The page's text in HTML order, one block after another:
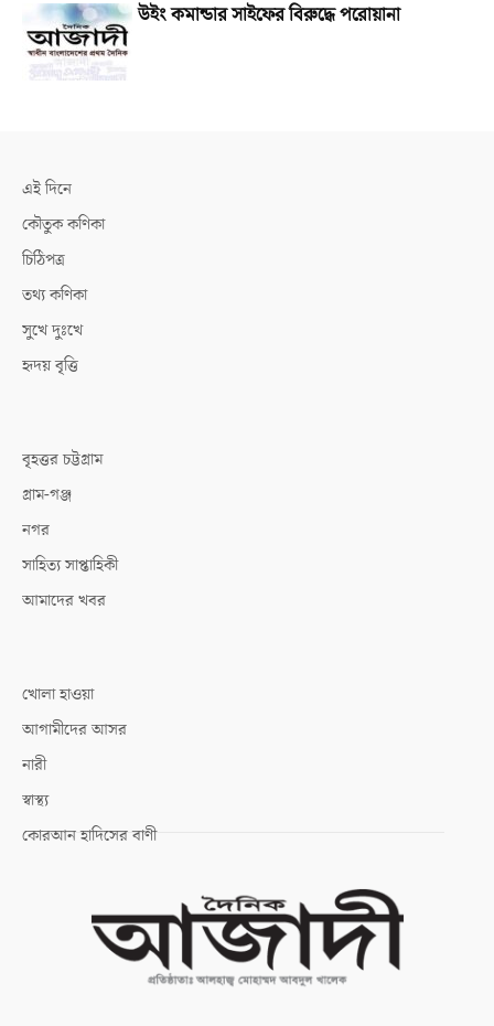
উইং কমান্ডার সাইফের বিরুদ্ধে পরোয়ানা
এই দিনে
কৌতুক কণিকা
চিঠিপত্র
তথ্য কণিকা
সুখে দুঃখে
হৃদয় বৃত্তি
বৃহত্তর চট্টগ্রাম
গ্রাম-গঞ্জ
নগর
সাহিত্য সাপ্তাহিকী
আমাদের খবর
খোলা হাওয়া
আগামীদের আসর
নারী
স্বাস্থ্য
কোরআন হাদিসের বাণী